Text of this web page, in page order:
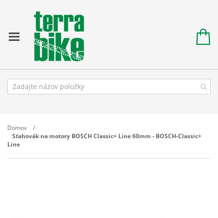
Domov
Sťahovák na motory BOSCH Classic+ Line 60mm - BOSCH-Classic+
Line